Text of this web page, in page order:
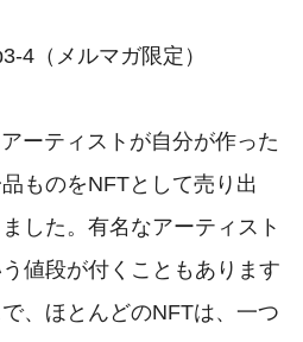
4（メルマガ限定）
ーティストが自分が作った
ものをNFTとして売り出
した。有名なアーティスト
値段が付くこともあります
、ほとんどのNFTは、一つ